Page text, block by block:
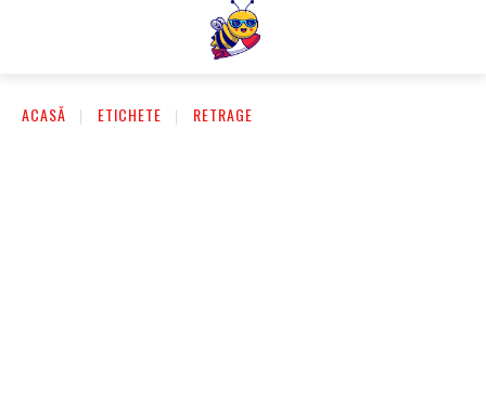
ACASĂ ETICHETE RETRAGE